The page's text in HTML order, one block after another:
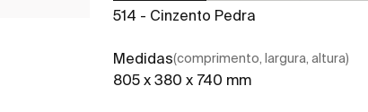
514 - Cinzento Pedra
Medidas(comprimento, largura, altura)
805 x 380 x 740 mm